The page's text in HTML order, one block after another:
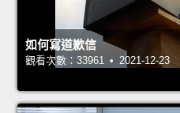
如何寫道歉信
觀看次數：33961 • 2021-12-23